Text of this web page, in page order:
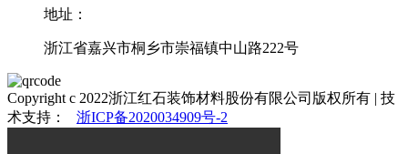
地址：
浙江省嘉兴市桐乡市崇福镇中山路222号
Copyright c 2022浙江红石装饰材料股份有限公司版权所有 | 技
术支持：
浙ICP备2020034909号-2